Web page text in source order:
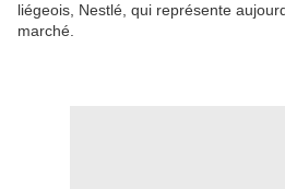
liégeois, Nestlé, qui représente
marché.